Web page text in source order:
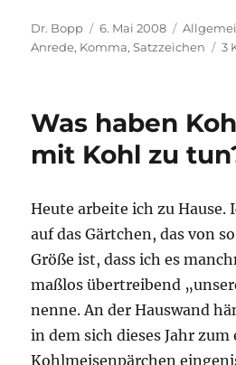
Autor
Dr. Bopp
Veröffentlicht
am
6. Mai 2008
Anrede, Komma,Satzzeichen 3
Was haben
mit Kohl zu
Heute arbeite ich zu Hause.
auf das Gärtchen, das von
Größe ist, dass ich es
maßlos übertreibend „
nenne. An der Hauswand
in dem sich dieses Jahr
Kohlmeisenpärchen